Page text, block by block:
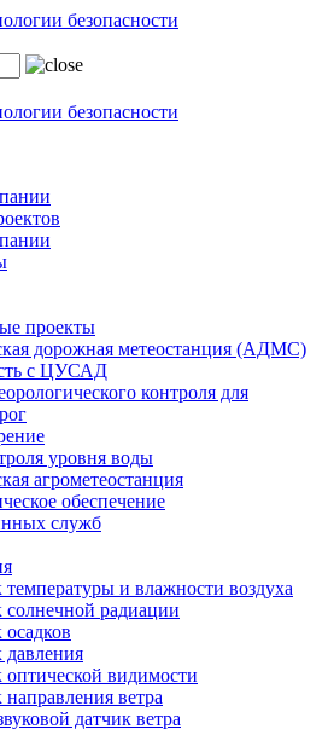
безопасности
безопасности
проекты
дорожная метеостанция (АДМС)
с ЦУСАД
контроля для
уровня воды
агрометеостанция
обеспечение
служб
температуры и влажности воздуха
солнечной радиации
давления
оптической видимости
направления ветра
датчик ветра